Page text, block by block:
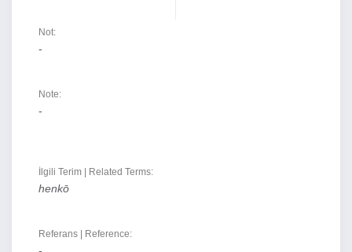
Not:
-
Note:
-
İlgili Terim | Related Terms:
henkō
Referans | Reference: